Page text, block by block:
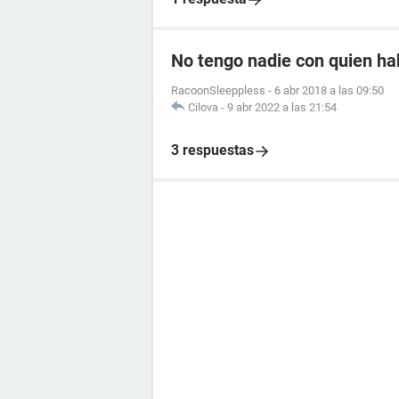
No tengo nadie con quien
RacoonSleeppless - 6 abr 2018 a las 09:50
Cilova - 9 abr 2022 a las 21:54
3 respuestas